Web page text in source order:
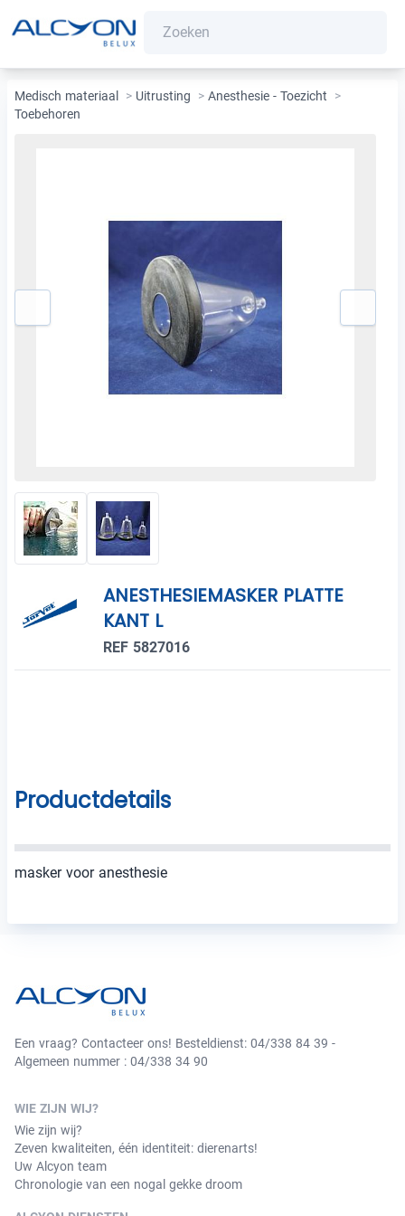
Medisch materiaal > Uitrusting > Anesthesie - Toezicht
>
Toebehoren
ANESTHESIEMASKER PLATTE
KANT L
REF 5827016
Productdetails
masker voor anesthesie
Een vraag? Contacteer ons! Besteldienst: 04/338 84 39 -
Algemeen nummer : 04/338 34 90
WIE ZIJN WIJ?
Wie zijn wij?
Zeven kwaliteiten, één identiteit: dierenarts!
Uw Alcyon team
Chronologie van een nogal gekke droom